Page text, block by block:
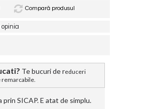
Compară produsul
Te bucuri de reduceri
SICAP. E atat de simplu.